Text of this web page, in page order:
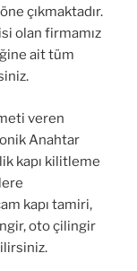
çıkmaktadır.
olan firmamız
ait tüm
veren
Anahtar
kapı kilitleme
kapı tamiri,
oto çilingir